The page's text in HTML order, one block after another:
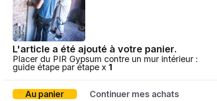
L'article a été ajouté à votre panier.
Placer du PIR Gypsum contre un mur intérieur :
guide étape par étape x 1
Au panier Continuer mes achats